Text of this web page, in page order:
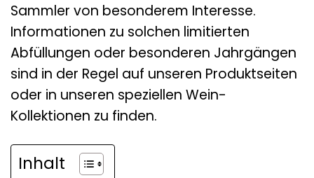
Sammler von besonderem Interesse.
Informationen zu solchen limitierten
Abfüllungen oder besonderen Jahrgängen
sind in der Regel auf unseren Produktseiten
oder in unseren speziellen Wein-
Kollektionen zu finden.
Inhalt